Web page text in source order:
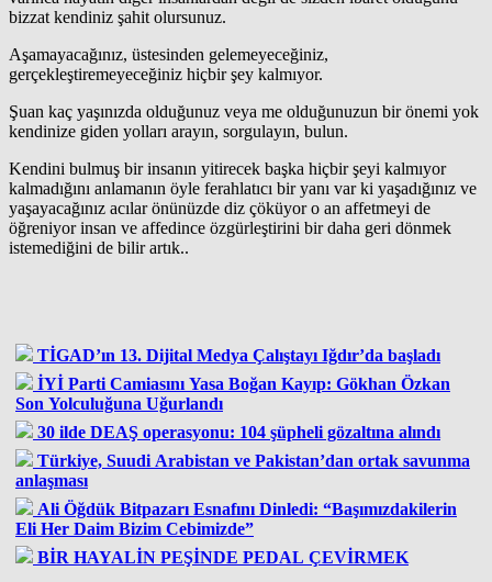
bizzat kendiniz şahit olursunuz.
Aşamayacağınız, üstesinden gelemeyeceğiniz,
gerçekleştiremeyeceğiniz hiçbir şey kalmıyor.
Şuan kaç yaşınızda olduğunuz veya me olduğunuzun bir önemi yok
kendinize giden yolları arayın, sorgulayın, bulun.
Kendini bulmuş bir insanın yitirecek başka hiçbir şeyi kalmıyor
kalmadığını anlamanın öyle ferahlatıcı bir yanı var ki yaşadığınız ve
yaşayacağınız acılar önünüzde diz çöküyor o an affetmeyi de
öğreniyor insan ve affedince özgürleştirini bir daha geri dönmek
istemediğini de bilir artık..
TİGAD’ın 13. Dijital Medya Çalıştayı Iğdır’da başladı
İYİ Parti Camiasını Yasa Boğan Kayıp: Gökhan Özkan
Son Yolculuğuna Uğurlandı
30 ilde DEAŞ operasyonu: 104 şüpheli gözaltına alındı
Türkiye, Suudi Arabistan ve Pakistan’dan ortak savunma
anlaşması
Ali Öğdük Bitpazarı Esnafını Dinledi: “Başımızdakilerin
Eli Her Daim Bizim Cebimizde”
BİR HAYALİN PEŞİNDE PEDAL ÇEVİRMEK